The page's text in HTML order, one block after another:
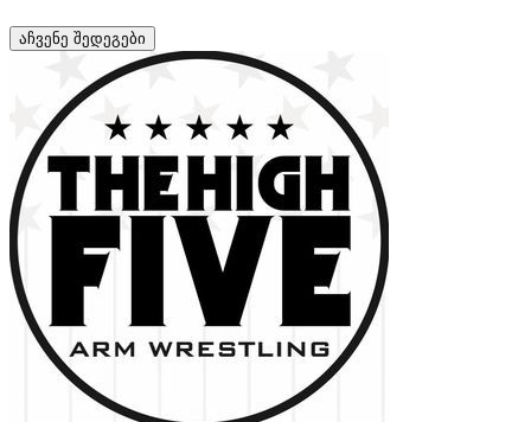
აჩვენე შედეგები